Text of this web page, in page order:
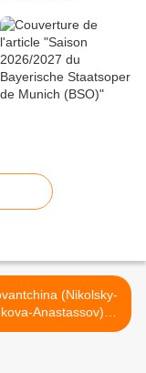
(Nikolsky-
Anastassov)
Bastille >